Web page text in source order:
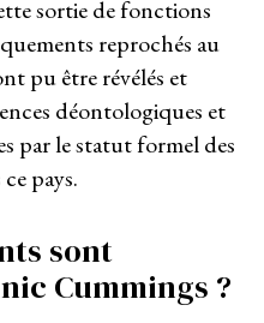
sortie de fonctions
reprochés au
pu être révélés et
déontologiques et
par le statut formel des
pays.
sont
Cummings ?